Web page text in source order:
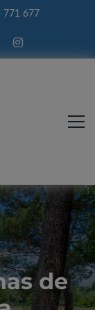
771 677
Instagram
de